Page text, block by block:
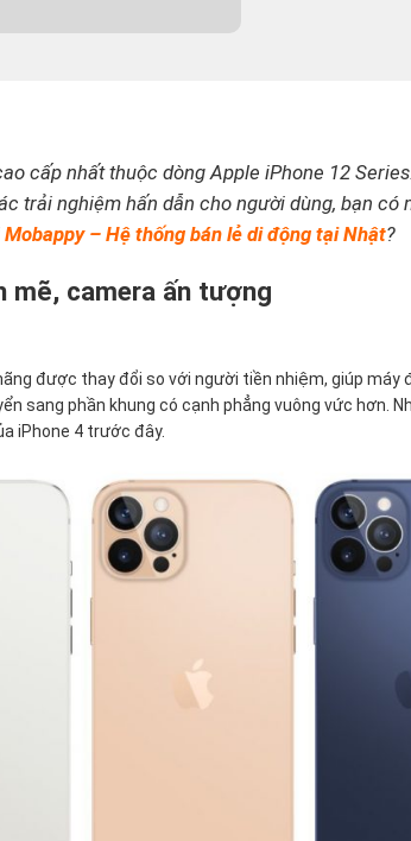
cấp nhất thuộc dòng Apple iPhone 12
trải nghiệm hấn dẫn cho người dùng, bạn có
Mobappy – Hệ thống bán lẻ di động tại Nhật?
mẽ, camera ấn tượng
được thay đổi so với người tiền nhiệm, giúp máy
sang phần khung có cạnh phẳng vuông vức hơn.
iPhone 4 trước đây.